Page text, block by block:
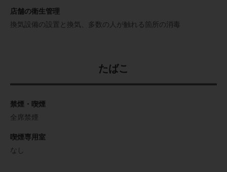
店舗の衛生管理
換気設備の設置と換気
多数の人が触れる箇所の消毒
たばこ
禁煙・喫煙
全席禁煙
喫煙専用室
なし